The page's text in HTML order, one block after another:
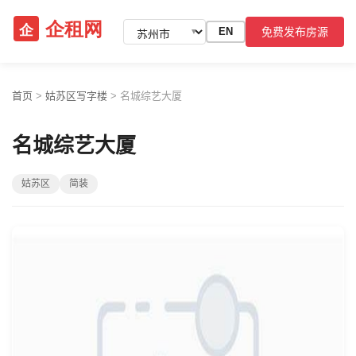
▼ EN 免费发布房源
首页 > 姑苏区写字楼 > 名城综艺大厦
名城综艺大厦
姑苏区 简装